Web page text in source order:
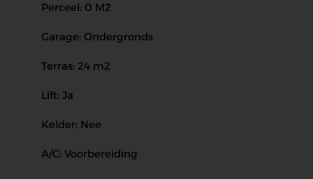
Perceel: 0 M2
Garage: Ondergronds
Terras: 24 m2
Lift: Ja
Kelder: Nee
A/C: Voorbereiding